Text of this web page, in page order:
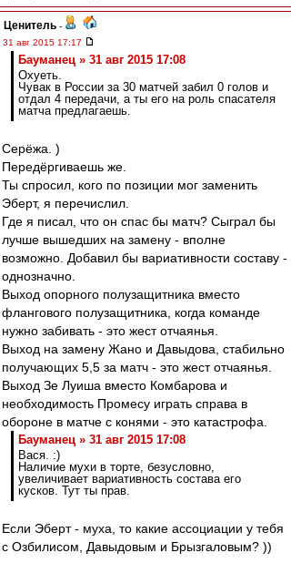
Ценитель -
31 авг 2015 17:17
Бауманец » 31 авг 2015 17:08
Охуеть.
Чувак в России за 30 матчей забил 0 голов и
отдал 4 передачи, а ты его на роль спасателя
матча предлагаешь.
Серёжа. )
Передёргиваешь же.
Ты спросил, кого по позиции мог заменить
Эберт, я перечислил.
Где я писал, что он спас бы матч? Сыграл бы
лучше вышедших на замену - вполне
возможно. Добавил бы вариативности составу -
однозначно.
Выход опорного полузащитника вместо
флангового полузащитника, когда команде
нужно забивать - это жест отчаянья.
Выход на замену Жано и Давыдова, стабильно
получающих 5,5 за матч - это жест отчаянья.
Выход Зе Луиша вместо Комбарова и
необходимость Промесу играть справа в
обороне в матче с конями - это катастрофа.
Бауманец » 31 авг 2015 17:08
Вася. :)
Наличие мухи в торте, безусловно,
увеличивает вариативность состава его
кусков. Тут ты прав.
Если Эберт - муха, то какие ассоциации у тебя
с Озбилисом, Давыдовым и Брызгаловым? ))